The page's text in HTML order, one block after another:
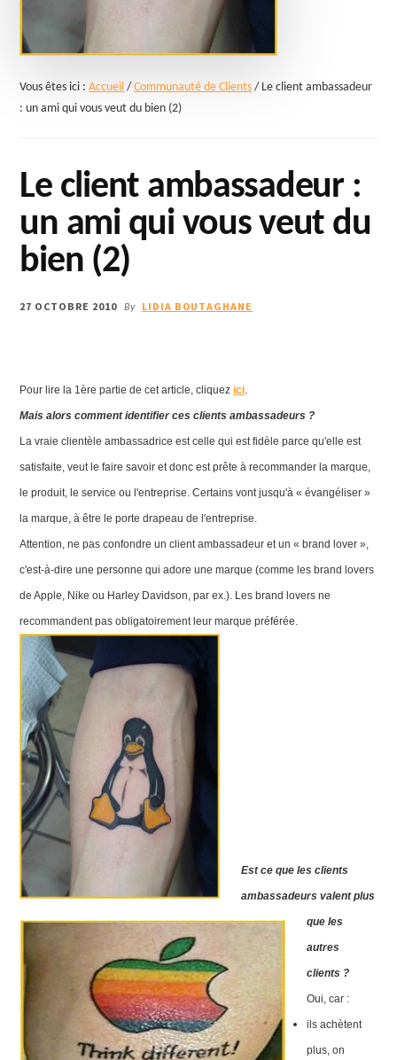
Vous êtes ici :Accueil / Communauté de Clients /Le client ambassadeur
: un ami qui vous veut du bien (2)
Le client ambassadeur :
un ami qui vous veut du
bien (2)
27 OCTOBRE 2010 By LIDIA BOUTAGHANE
Pour lire la 1ère partie de cet article, cliquezici
Mais alors comment identifier ces clients ambassadeurs ?
La vraie clientèle ambassadrice est celle qui est fidèle parce qu'elle est
satisfaite, veut le faire savoir et donc est prête à recommander la marque,
le produit, le service ou l'entreprise. Certains vont jusqu'à « évangéliser »
la marque, à être le porte drapeau de l'entreprise.
Attention, ne pas confondre un client ambassadeur et un « brand lover »,
c'est-à-dire une personne qui adore une marque (comme les brand lovers
de Apple, Nike ou Harley Davidson, par ex.). Les brand lovers ne
recommandent pas obligatoirement leur marque préférée.
Est ce que les clients
ambassadeurs valent plus
que les
autres
clients ?
Oui, car :
ils achètent
plus, on